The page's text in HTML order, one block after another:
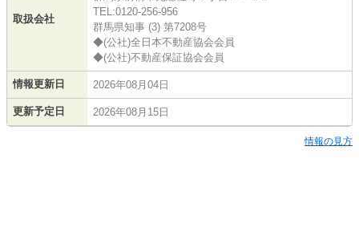
取扱会社
TEL:0120-256-956
群馬県知事 (3) 第7208号
◆(公社)全日本不動産協会会員
◆(公社)不動産保証協会会員
情報更新日 2026年08月04日
更新予定日 2026年08月15日
情報の見方